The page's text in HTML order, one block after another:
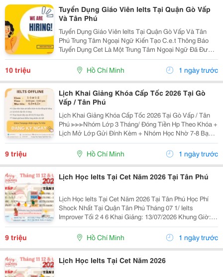
Tuyển Dụng Giáo Viên Ielts Tại Quận Gò Vấp
Và Tân Phú
Tuyển Dụng Giáo Viên Ielts Tại Quận Gò Vấp Và Tân
Phú Trung Tâm Ngoại Ngữ Kiến Tạo C.e.t Thông Báo
Tuyển Dụng Cet Là Một Trung Tâm Ngoại Ngữ Đã Được
Thành Lập 16 Năm Chuyên Về Chương Trình Anh Văn
Học Thuật Ielts &Ndash; Toefl Ibt. Trung Tâm...
10 triệu Hồ Chí Minh 1 ngày trước
Lịch Khai Giảng Khóa Cấp Tốc 2026 Tại Gò
Vấp / Tân Phú
Lịch Khai Giảng Khóa Cấp Tốc 2026 Tại Gò Vấp / Tân
Phú ≫≫≫Nhóm Lớp 3 Tháng/ Đóng Tiền Hp Theo Khóa +
Lịch Mở Lớp Gửi Đính Kèm + Nhóm Học Nhờ 7-8 Bạn/
Lớp + Giáo Trình Ielts Có Band Điểm Lộ Trình, Sách
Nước Ngoài Bám Sát + Chia Đều 4 Kỹ...
9 triệu Hồ Chí Minh 1 ngày trước
Lịch Học Ielts Tại Cet Năm 2026 Tại Tân Phú
Lịch Học Ielts Tại Cet Năm 2026 Tại Tân Phú Học Phí
Shock Nhất Tại Quận Tân Phú Tháng 07 1/ Ielts
Improver Tối 2 4 6 Khai Giảng: 13/07/2026 Khung Giờ:
18:00 Đến 21:00 Học Phí Ưu Đãi 5% Khi Đăng Ký 2/ Ielts
Basic Tối 3 5 7 Khai...
9 triệu Hồ Chí Minh 1 ngày trước
Lịch Học Ielts Tại Cet Năm 2026